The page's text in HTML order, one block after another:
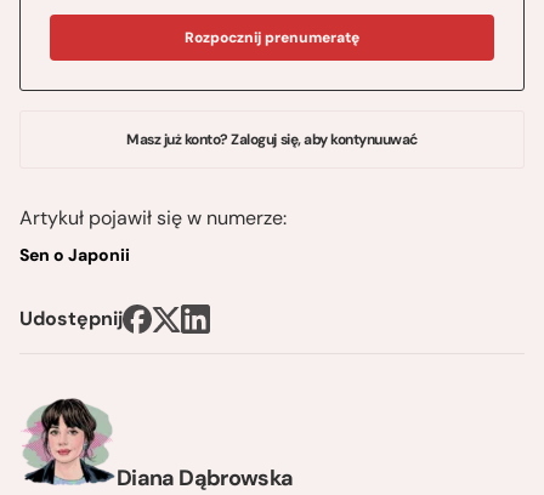
Diana Dąbrowska
Rozpocznij prenumeratę
Masz już konto? Zaloguj się, aby kontynuuwać
Artykuł pojawił się w numerze:
Sen o Japonii
Udostępnij